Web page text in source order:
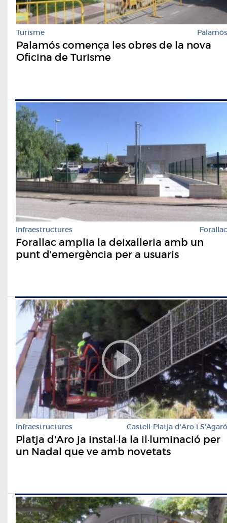
Turisme Palamós
Palamós comença les obres de la nova
Oficina de Turisme
Infraestructures Forallac
Forallac amplia la deixalleria amb un
punt d'emergència per a usuaris
Infraestructures Castell-Platja d'Aro i S'Agaró
Platja d'Aro ja instal·la la il·luminació per
un Nadal que ve amb novetats